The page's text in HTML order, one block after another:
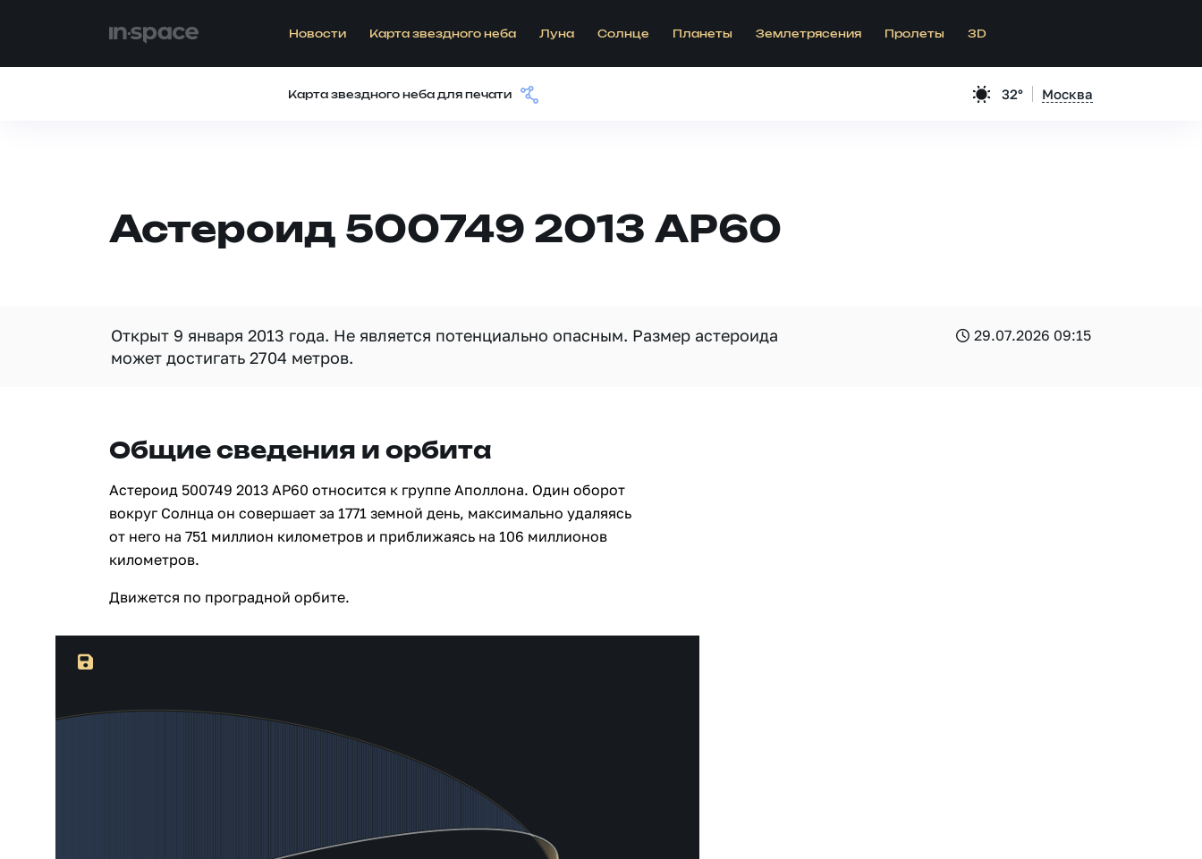
Новости Карта звездного неба Луна Солнце Планеты Землетрясения Пролеты 3D
Карта звездного неба для печати 32° Москва
Астероид 500749 2013 AP60
Открыт 9 января 2013 года. Не является потенциально опасным. Размер астероида
может достигать 2704 метров.
29.07.2026 09:15
Общие сведения и орбита
Астероид 500749 2013 AP60 относится к группе Аполлона. Один оборот
вокруг Солнца он совершает за 1771 земной день, максимально удаляясь
от него на 751 миллион километров и приближаясь на 106 миллионов
километров.
Движется по проградной орбите.